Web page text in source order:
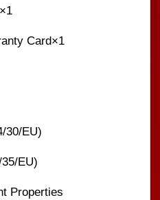
1×Quick Installation Guide
1×Quality Certificate&Warranty Card
30/EU)
EU)
Properties